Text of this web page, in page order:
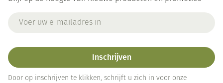
Inschrijven
Door op inschrijven te klikken, schrijft u zich in voor onze